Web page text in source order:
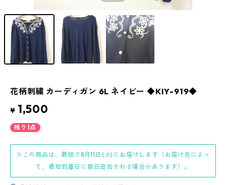
花柄刺繍 カーディガン 6L ネイビー ◆KIY-919◆
¥ 1,500
残り1点
※この商品は、最短で8月11日(火)にお届けします（お届け先によっ
て、最短到着日に数日追加される場合があります）。